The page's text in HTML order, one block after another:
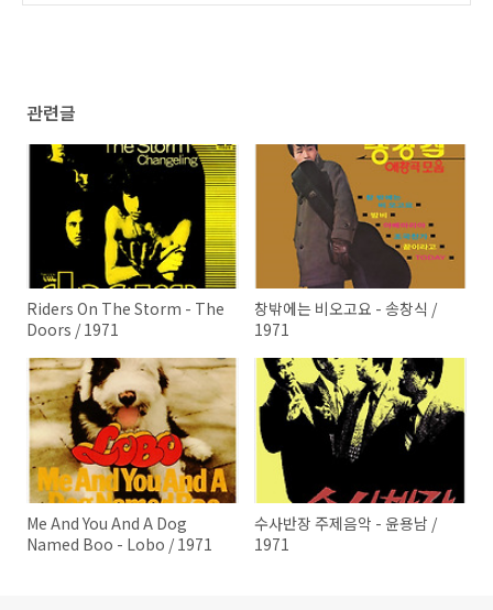
관련글
Riders On The Storm - The
Doors / 1971
창밖에는 비오고요 - 송창식 /
1971
Me And You And A Dog
Named Boo - Lobo​ / 1971
수사반장 주제음악 - 윤용남 /
1971